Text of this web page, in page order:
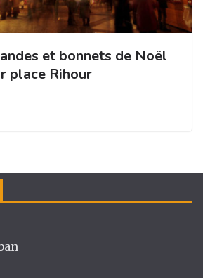
et bonnets de Noël
place Rihour